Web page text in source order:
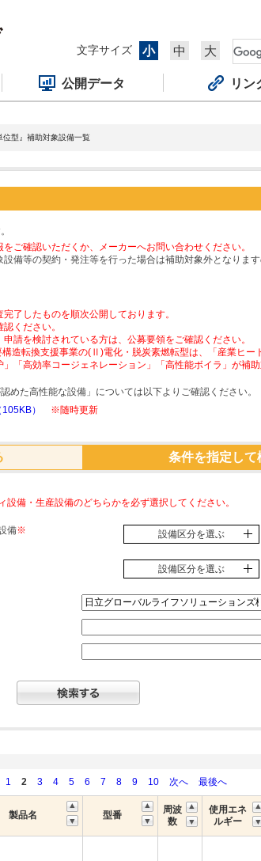
文字サイズ
小 中 大
公開データ リン
型』補助対象設備一覧
ご確認いただくか、メーカーへお問い合わせください。
備等の契約・発注等を行った場合は補助対象外となります
了したものを順次公開しております。
ください。
請を検討されている方は、公募要領をご確認ください。
造転換支援事業の(Ⅱ)電化・脱炭素燃転型は、「産業ヒー
「高効率コージェネレーション」「高性能ボイラ」が補助
た高性能な設備」については以下よりご確認ください。
）
※随時更新
条件を指定して
備・生産設備のどちらかを必ず選択してください。
備※ 設備区分を選ぶ
設備区分を選ぶ
1 2 3 4 5 6 7 8 9 10 次へ 最後へ
製品名 型番
周波
数
使用エネ
ルギー